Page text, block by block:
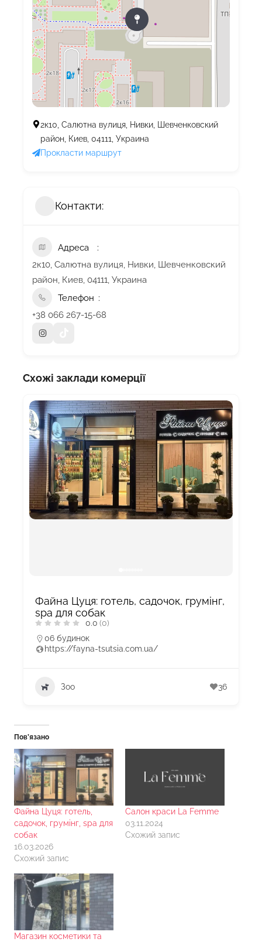
2к10, Салютна вулиця, Нивки, Шевченковский
район, Киев, 04111, Украина
Прокласти маршрут
Контакти:
Адреса
2к10, Салютна вулиця, Нивки, Шевченковский
район, Киев, 04111, Украина
Телефон
+38 066 267-15-68
Схожі заклади комерції
Файна Цуця: готель, садочок, грумінг,
spa для собак
0.0 (0)
06 будинок
https://fayna-tsutsia.com.ua/
Зоо 36
Пов’язано
Файна Цуця: готель,
садочок, грумінг, spa для
собак
16.03.2026
Схожий запис
Салон краси La Femme
03.11.2024
Схожий запис
Магазин косметики та